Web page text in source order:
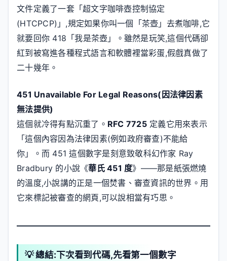
文件定義了一套「超文字咖啡壺控制協定
(HTCPCP)」,規定如果你叫一個「茶壺」去煮咖啡,它
就要回你 418「我是茶壺」。雖然是玩笑,這個代碼卻
紅到被寫進各種程式語言和軟體裡當彩蛋,假戲真做了
二十幾年。
451 Unavailable For Legal Reasons(因法律因素
無法提供)
這個就冷得有點沉重了。 RFC 7725定義它用來表示
「這個內容因為法律因素(例如政府審查)不能給
你」。而 451 這個數字是刻意致敬科幻作家 Ray
Bradbury 的小說《華氏 451 度》——那是紙張燃燒
的溫度,小說講的正是一個焚書、審查資訊的世界。用
它來標記被審查的網頁,可以說相當有巧思。
💡 總結:下次看到代碼,先看第一個數字